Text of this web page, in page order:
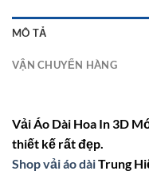
MÔ TẢ
VẬN CHUYỂN HÀNG
Vải Áo Dài Hoa In 3D
thiết kế rất đẹp.
Shop vải áo dàiTrung